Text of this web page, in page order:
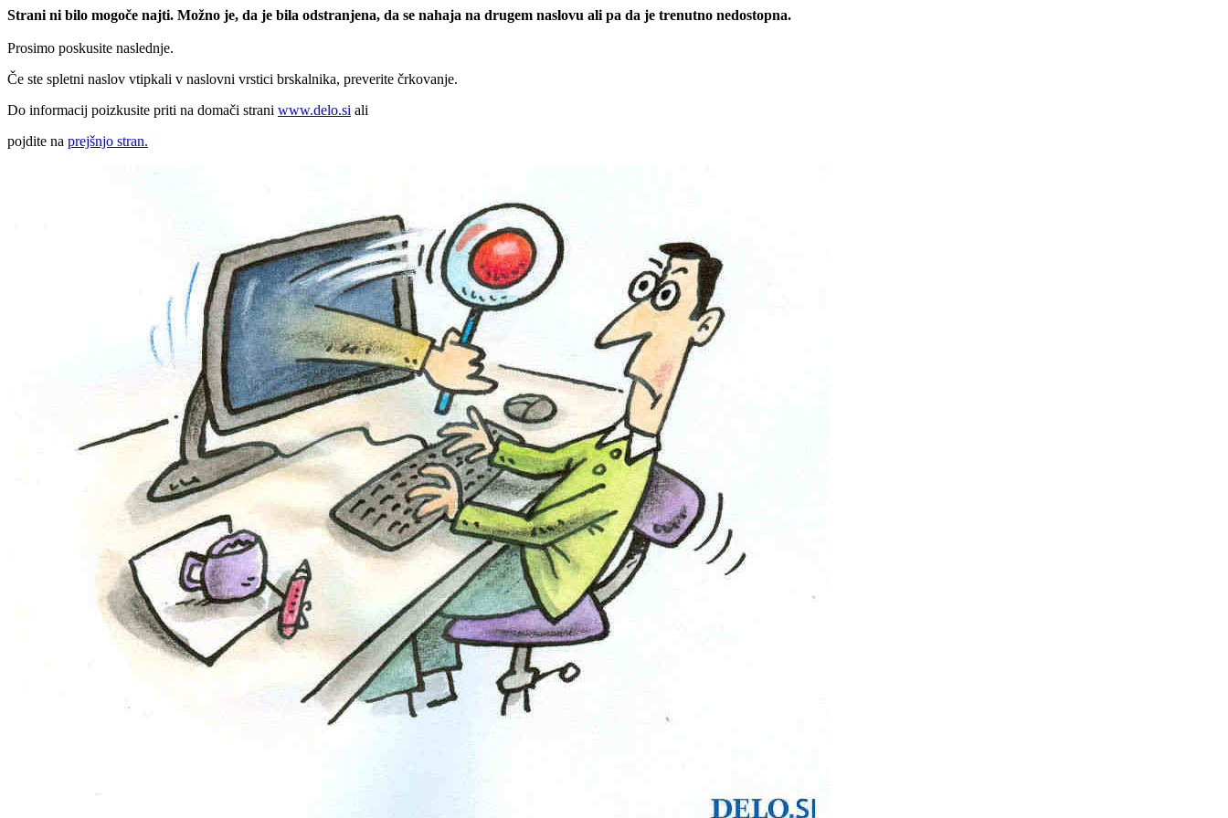
Strani ni bilo mogoče najti. Možno je, da je bila odstranjena, da se nahaja na drugem naslovu ali pa da je trenutno nedostopna.
Prosimo poskusite naslednje.
Če ste spletni naslov vtipkali v naslovni vrstici brskalnika, preverite črkovanje.
Do informacij poizkusite priti na domači strani www.delo.si ali
pojdite na prejšnjo stran.